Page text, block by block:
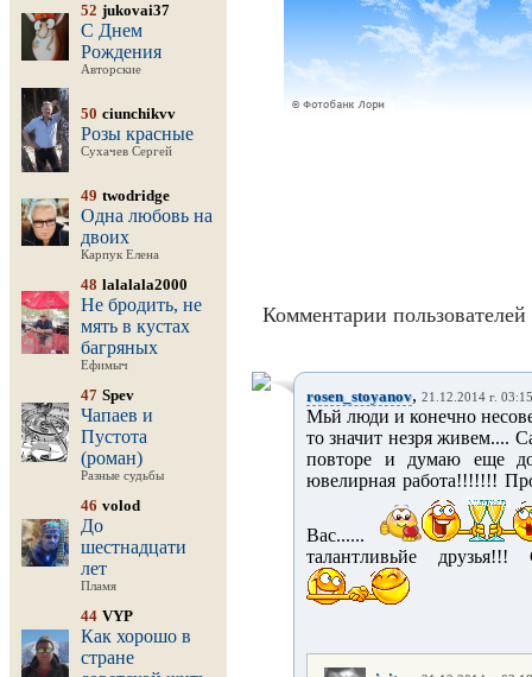
52 jukovai37
С Днем
Рождения
Авторские
50 ciunchikvv
Розы красные
Сухачев Сергей
49 twodridge
Одна любовь на
двоих
Карпук Елена
48 lalalala2000
Не бродить, не
мять в кустах
багряных
Ефимыч
47 Spev
Чапаев и
Пустота
(роман)
Разные судьбы
46 volod
До
шестнадцати
лет
Пламя
44 VYP
Как хорошо в
стране
Комментарии пользователей
rosen_stoyanov, 21.12.2014 г. 03:15
Мьй люди и конечно
то значит незря живем....
повторе и думаю еще
ювелирная работа!!!!!!!
Вас......
талантливьйе